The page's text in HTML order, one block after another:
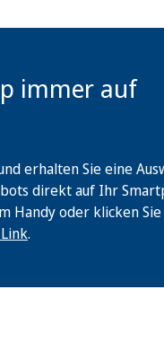
immer auf
erhalten Sie eine
direkt auf Ihr
Handy oder klicken Sie
.